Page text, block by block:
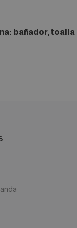
bañador, toalla